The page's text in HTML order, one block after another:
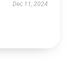
Dec 11, 2024